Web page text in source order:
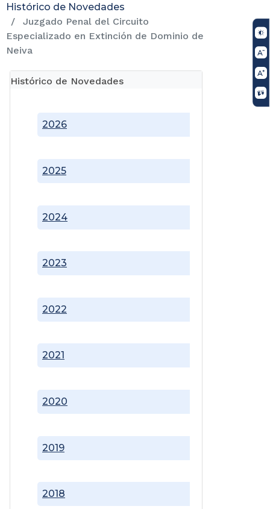
Histórico de Novedades
Juzgado Penal del Circuito
Especializado en Extinción de Dominio de
Neiva
Histórico de Novedades
2018
2019
2020
2021
2022
2023
2024
2025
2026